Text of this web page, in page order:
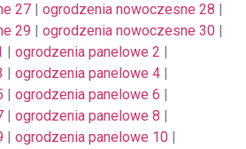
27 | ogrodzenia nowoczesne 28 |
29 | ogrodzenia nowoczesne 30 |
| ogrodzenia panelowe 2 |
| ogrodzenia panelowe 4 |
| ogrodzenia panelowe 6 |
| ogrodzenia panelowe 8 |
| ogrodzenia panelowe 10 |